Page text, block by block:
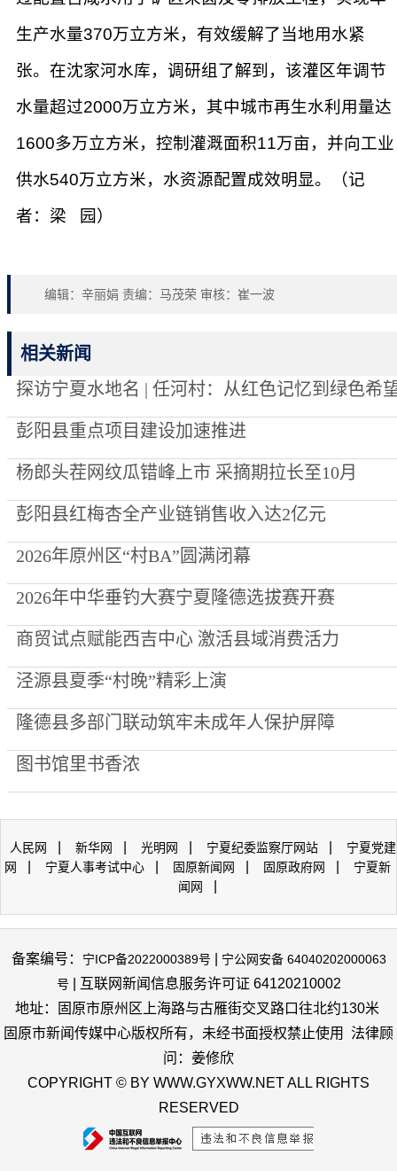
生产水量370万立方米，有效缓解了当地用水紧
张。在沈家河水库，调研组了解到，该灌区年调节
水量超过2000万立方米，其中城市再生水利用量达
1600多万立方米，控制灌溉面积11万亩，并向工业
供水540万立方米，水资源配置成效明显。（记
者：梁 园）
编辑：辛丽娟 责编：马茂荣 审核：崔一波
相关新闻
探访宁夏水地名 | 任河村：从红色记忆到绿色希
彭阳县重点项目建设加速推进
杨郎头茬网纹瓜错峰上市 采摘期拉长至10月
彭阳县红梅杏全产业链销售收入达2亿元
2026年原州区“村BA”圆满闭幕
2026年中华垂钓大赛宁夏隆德选拔赛开赛
商贸试点赋能西吉中心 激活县域消费活力
泾源县夏季“村晚”精彩上演
隆德县多部门联动筑牢未成年人保护屏障
图书馆里书香浓
人民网 新华网 光明网 宁夏纪委监察厅网站
宁夏党建
网
宁夏人事考试中心 固原新闻网 固原政府网
宁夏新
闻网
备案编号： 宁ICP备2022000389号
宁公网安备 64040202000063
号 | 互联网新闻信息服务许可证 64120210002
地址：固原市原州区上海路与古雁街交叉路口往北约130米
固原市新闻传媒中心版权所有，未经书面授权禁止使用 法律顾
问：姜修欣
COPYRIGHT © BY WWW.GYXWW.NET ALL RIGHTS
RESERVED